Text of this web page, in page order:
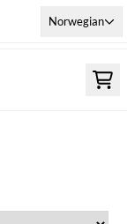
Norwegian